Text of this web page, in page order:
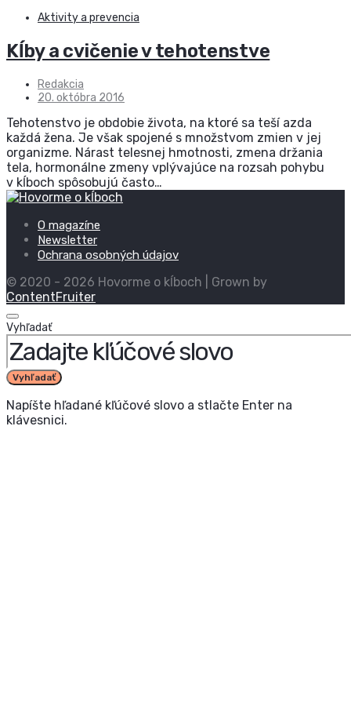
Aktivity a prevencia
Kĺby a cvičenie v tehotenstve
Redakcia
20. októbra 2016
Tehotenstvo je obdobie života, na ktoré sa teší azda
každá žena. Je však spojené s množstvom zmien v jej
organizme. Nárast telesnej hmotnosti, zmena držania
tela, hormonálne zmeny vplývajúce na rozsah pohybu
v kĺboch spôsobujú často…
O magazíne
Newsletter
Ochrana osobných údajov
© 2020 - 2026 Hovorme o kĺboch | Grown by
ContentFruiter
Vyhľadať
Vyhľadať
Napíšte hľadané kľúčové slovo a stlačte Enter na
klávesnici.